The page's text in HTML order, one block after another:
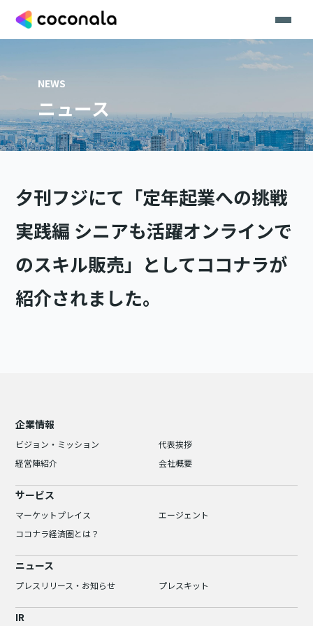
NEWS
ニュース
夕刊フジにて「定年起業への挑戦
実践編 シニアも活躍オンラインで
のスキル販売」としてココナラが
紹介されました。
企業情報
ビジョン・ミッション
代表挨拶
経営陣紹介
会社概要
サービス
マーケットプレイス
エージェント
ココナラ経済圏とは？
ニュース
プレスリリース・お知らせ プレスキット
IR